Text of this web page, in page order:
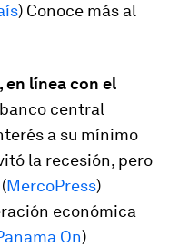
) Conoce más al
en línea con el
central
a su mínimo
la recesión, pero
MercoPress)
económica
On)